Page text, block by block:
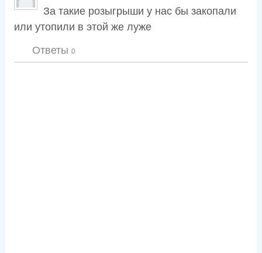
За такие розыгрыши у нас бы закопали
или утопили в этой же луже
Ответы 0